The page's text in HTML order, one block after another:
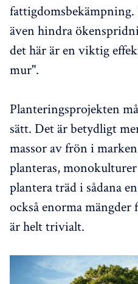
även hindra
det här är en viktig
mur".
Planteringsprojekten
sätt. Det är betydligt
massor av frön i
planteras,
plantera träd i sådana
också enorma
är helt trivialt.